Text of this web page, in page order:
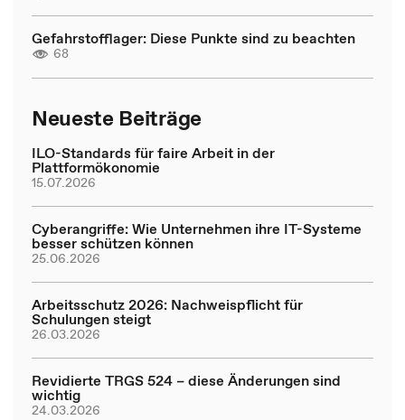
Gefahrstofflager: Diese Punkte sind zu beachten
68
Neueste Beiträge
ILO-Standards für faire Arbeit in der
Plattformökonomie
15.07.2026
Cyberangriffe: Wie Unternehmen ihre IT-Systeme
besser schützen können
25.06.2026
Arbeitsschutz 2026: Nachweispflicht für
Schulungen steigt
26.03.2026
Revidierte TRGS 524 – diese Änderungen sind
wichtig
24.03.2026